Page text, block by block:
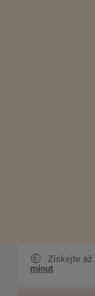
Získejte až
minut